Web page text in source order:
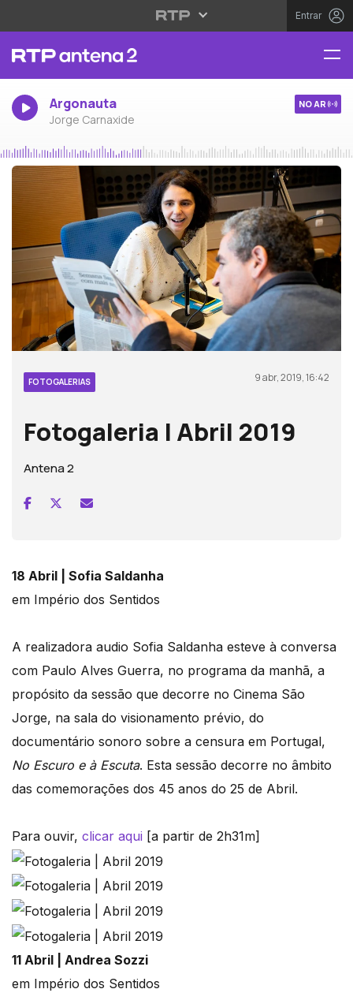
Entrar
Argonauta
Jorge Carnaxide
NO AR
FOTOGALERIAS 9 abr, 2019, 16:42
Fotogaleria | Abril 2019
Antena 2
18 Abril | Sofia Saldanha
em Império dos Sentidos
A realizadora audio Sofia Saldanha esteve à conversa
com Paulo Alves Guerra, no programa da manhã, a
propósito da sessão que decorre no Cinema São
Jorge, na sala do visionamento prévio, do
documentário sonoro sobre a censura em Portugal,
No Escuro e à Escuta. Esta sessão decorre no âmbito
das comemorações dos 45 anos do 25 de Abril.
Para ouvir, clicar aqui [a partir de 2h31m]
11 Abril | Andrea Sozzi
em Império dos Sentidos